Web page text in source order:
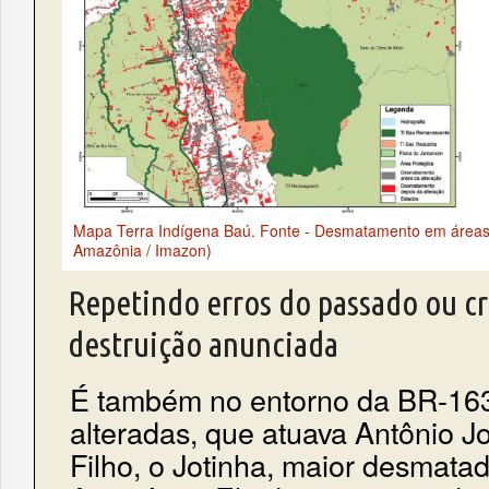
Mapa Terra Indígena Baú. Fonte - Desmatamento em
Amazônia / Imazon)
Repetindo erros do passado ou
destruição anunciada
É também no entorno da BR-
alteradas, que atuava Antônio
Filho, o Jotinha, maior